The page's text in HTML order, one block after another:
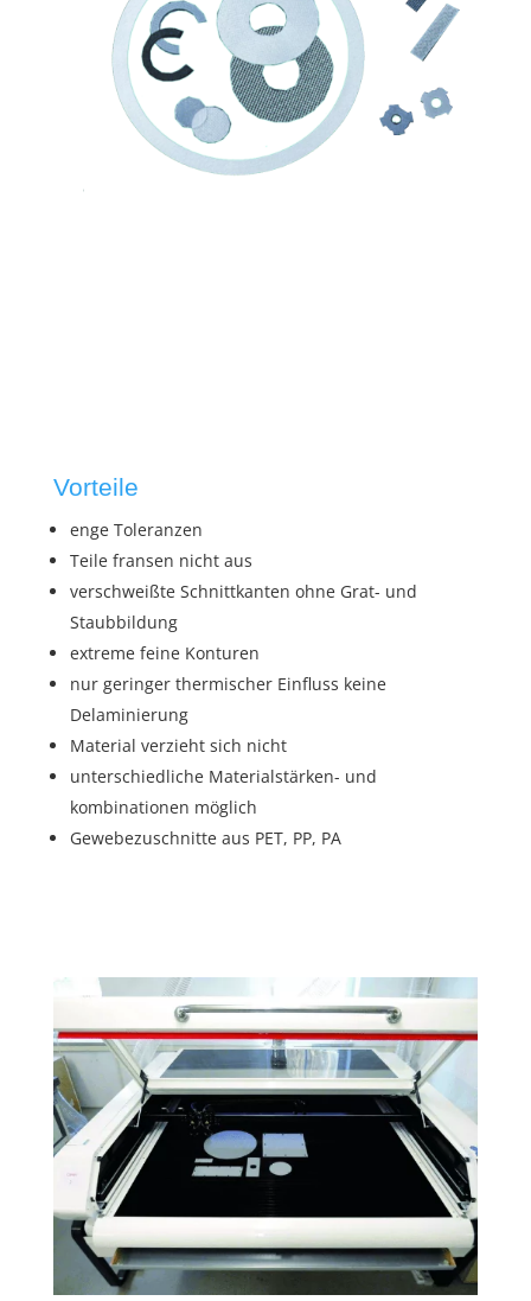
Vorteile
enge Toleranzen
Teile fransen nicht aus
verschweißte Schnittkanten ohne Grat- und
Staubbildung
extreme feine Konturen
nur geringer thermischer Einfluss keine
Delaminierung
Material verzieht sich nicht
unterschiedliche Materialstärken- und
kombinationen möglich
Gewebezuschnitte aus PET, PP, PA